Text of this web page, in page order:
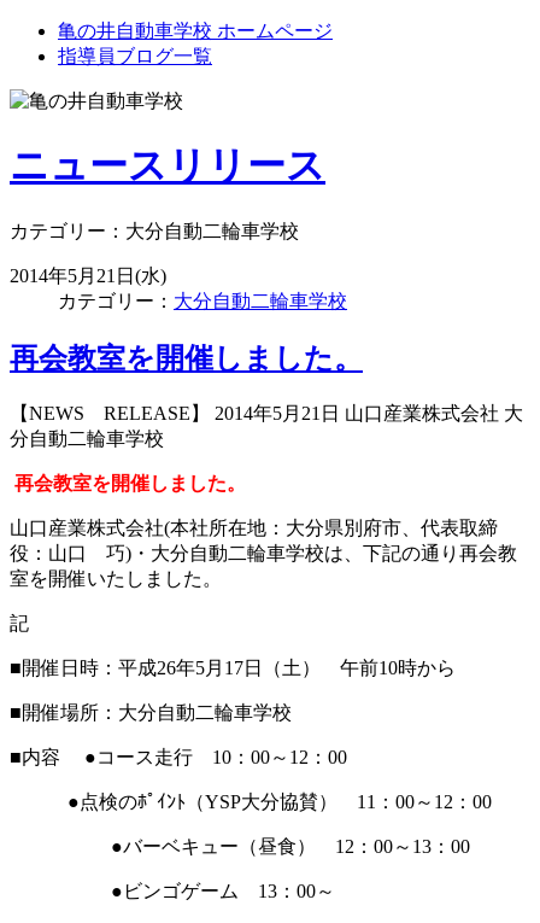
亀の井自動車学校 ホームページ
指導員ブログ一覧
ニュースリリース
カテゴリー：大分自動二輪車学校
2014年5月21日(水)
カテゴリー： 大分自動二輪車学校
再会教室を開催しました。
【NEWS RELEASE】 2014年5月21日 山口産業株式会社 大
分自動二輪車学校
再会教室を開催しました。
山口産業株式会社(本社所在地：大分県別府市、代表取締
役：山口 巧)・大分自動二輪車学校は、下記の通り再会教
室を開催いたしました。
記
■開催日時：平成26年5月17日（土） 午前10時から
■開催場所：大分自動二輪車学校
■内容 ●コース走行 10：00～12：00
●点検のﾎﾟｲﾝﾄ（YSP大分協賛） 11：00～12：00
●バーベキュー（昼食） 12：00～13：00
●ビンゴゲーム 13：00～